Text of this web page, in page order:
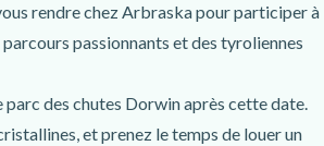
rendre chez Arbraska pour participer à
passionnants et des tyroliennes
parc des chutes Dorwin après cette date.
et prenez le temps de louer un